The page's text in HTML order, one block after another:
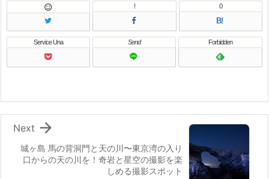
 !
B!
0
Service Una Send Forbidden
城ヶ島 馬の背洞門と天の川〜東京湾の入り
口からの天の川を！奇岩と星空の撮影を楽
しめる撮影スポット

Next